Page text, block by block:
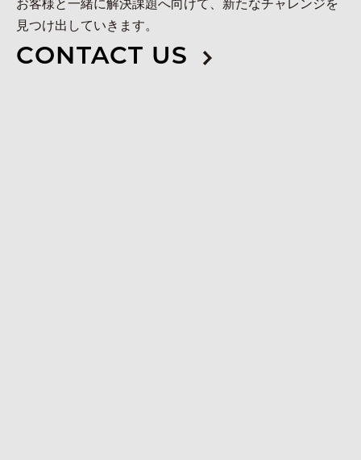
お客様と一緒に解決課題へ向けて、新たなチャレンジを
見つけ出していきます。
CONTACT US